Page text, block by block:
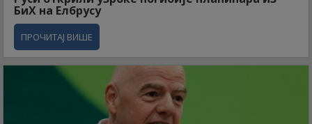
БиХ на Елбрусу
ПРОЧИТАЈ ВИШЕ